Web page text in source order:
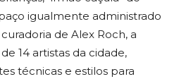
igualmente administrado
de Alex Roch, a
14 artistas da cidade,
técnicas e estilos para